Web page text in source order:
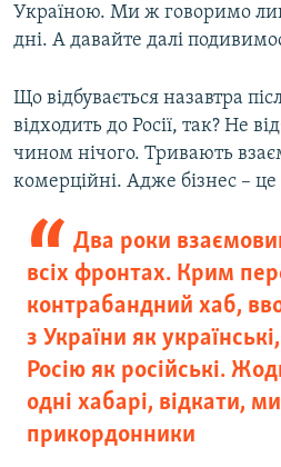
Україною. Ми ж говоримо
дні. А давайте далі
Що відбувається назавтра
відходить до Росії, так? Не
чином нічого. Тривають
комерційні. Адже бізнес – це
Два роки
всіх фронтах. Крим
контрабандний хаб,
з України як
Росію як російські.
одні хабарі, відкати,
прикордонники